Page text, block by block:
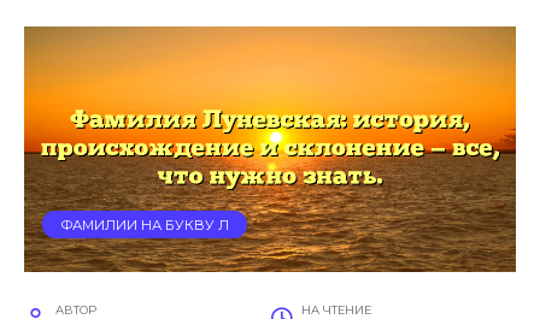
ФАМИЛИИ НА БУКВУ Л
АВТОР НА ЧТЕНИЕ